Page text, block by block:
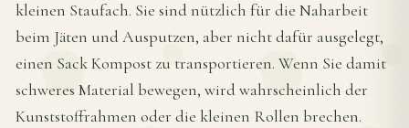
kleinen Staufach. Sie sind nützlich für die Naharbeit
beim Jäten und Ausputzen, aber nicht dafür ausgelegt,
einen Sack Kompost zu transportieren. Wenn Sie damit
schweres Material bewegen, wird wahrscheinlich der
Kunststoffrahmen oder die kleinen Rollen brechen.